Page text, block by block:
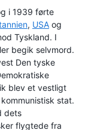
i 1939 førte
, USA og
Tyskland. I
begik selvmord.
Den tyske
blev et vestligt
stat.
dets
flygtede fra